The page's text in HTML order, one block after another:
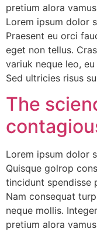
pretium alora
Lorem ipsum dolor
Praesent eu orci
eget non tellus.
variuk neque leo,
Sed ultricies risus
The
Lorem ipsum dolor
Quisque golrop
tincidunt spendisse
Nam consequat
neque mollis.
pretium alora